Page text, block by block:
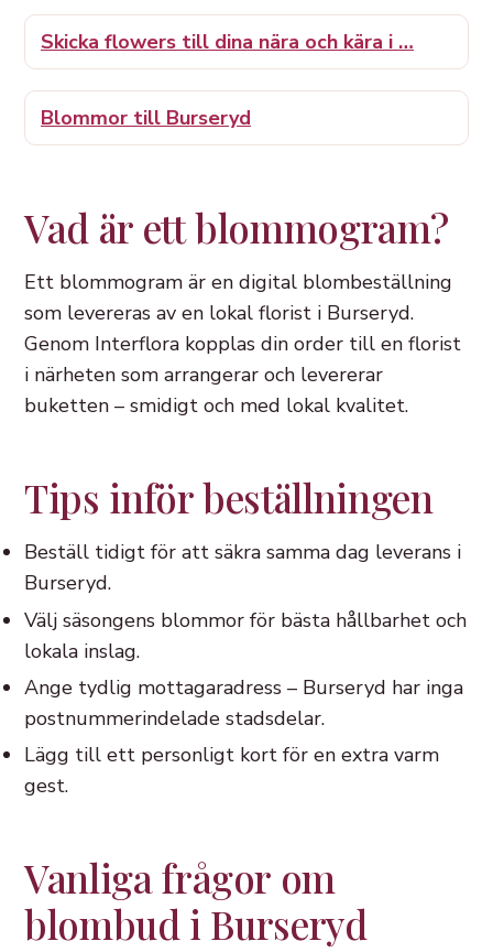
Skicka flowers till dina nära och kära i …
Blommor till Burseryd
Vad är ett blommogram?
Ett blommogram är en digital blombeställning
som levereras av en lokal florist i Burseryd.
Genom Interflora kopplas din order till en florist
i närheten som arrangerar och levererar
buketten – smidigt och med lokal kvalitet.
Tips inför beställningen
Beställ tidigt för att säkra samma dag leverans i
Burseryd.
Välj säsongens blommor för bästa hållbarhet och
lokala inslag.
Ange tydlig mottagaradress – Burseryd har inga
postnummerindelade stadsdelar.
Lägg till ett personligt kort för en extra varm
gest.
Vanliga frågor om
blombud i Burseryd